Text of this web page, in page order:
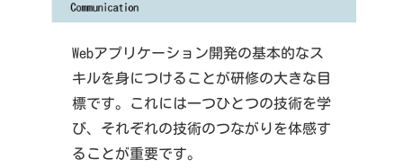
Webアプリケーション開発の基本的なス
キルを身につけることが研修の大きな目
標です。これには一つひとつの技術を学
び、それぞれの技術のつながりを体感す
ることが重要です。